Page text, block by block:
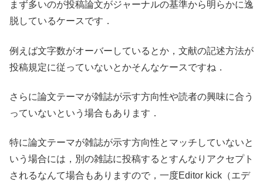
まず多いのが投稿論文がジャーナルの基準から明らかに逸
脱しているケースです．
例えば文字数がオーバーしているとか，文献の記述方法が
投稿規定に従っていないとかそんなケースですね．
さらに論文テーマが雑誌が示す方向性や読者の興味に合う
っていないという場合もあります．
特に論文テーマが雑誌が示す方向性とマッチしていないと
いう場合には，別の雑誌に投稿するとすんなりアクセプト
されるなんて場合もありますので，一度Editor kick（エデ